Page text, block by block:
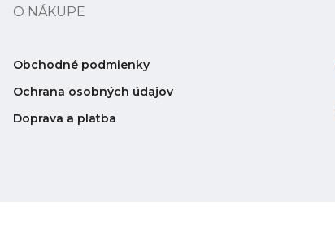
O NÁKUPE
Obchodné podmienky
Ochrana osobných údajov
Doprava a platba